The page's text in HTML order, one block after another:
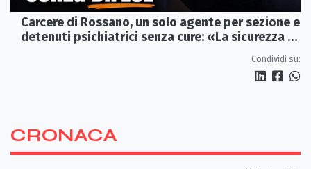
Carcere di Rossano, un solo agente per sezione e
detenuti psichiatrici senza cure: «La sicurezza è
Condividi su:
CRONACA